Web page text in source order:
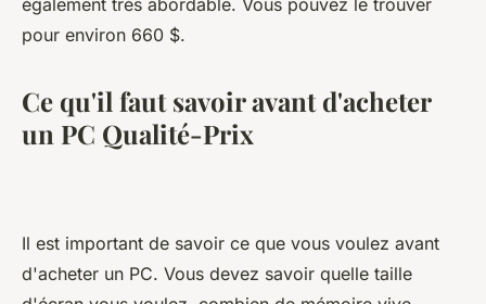
pour environ 660 $.
Ce qu'il faut savoir avant d'acheter
un PC Qualité-Prix
Il est important de savoir ce que vous voulez avant
d'acheter un PC. Vous devez savoir quelle taille